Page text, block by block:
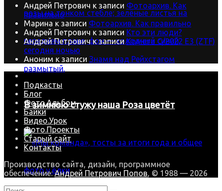
В зимнюю стужу наша Роза цветёт
Андрей Петрович к записи Фотоархив. Как
правильно
Марина к записи Фотоархив. Как правильно
Андрей Петрович к записи Кто эти люди?
Андрей Петровичк записиКомета C/2022 E3 (ZTF)
сегодня ночью
Аноним к записи Знамя над Рейхстагом
Подкасты
Блог
Фото.Альбом
Байки
Видео.Урок
Фото.Проекты
Старый сайт
Контакты
Производство сайта, дизайн, программное
обеспечение:Андрей Петрович Попов , © 1988 — 2026